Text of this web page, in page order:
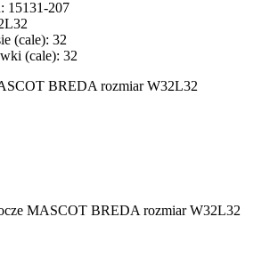
15131-207
(cale): 32
(cale): 32
BREDA rozmiar W32L32
MASCOT BREDA rozmiar W32L32